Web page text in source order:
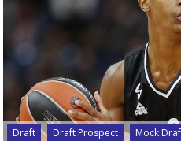
Draft Draft Prospect Mock